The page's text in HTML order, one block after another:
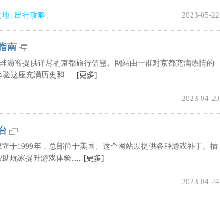
地 , 出行攻略 , 2023-05-22
南
游客提供详尽的京都旅行信息。网站由一群对京都充满热情的
这座充满历史和...... [更多]
2023-04-29
1999年，总部位于美国。这个网站以提供各种游戏补丁、插
玩家提升游戏体验...... [更多]
2023-04-24